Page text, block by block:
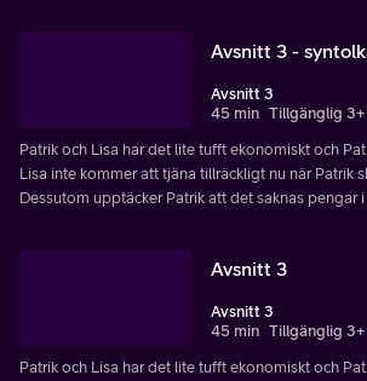
Avsnitt 3 -
Avsnitt 3
45 min Tillgänglig
Patrik och Lisa har det lite tufft ekonomiskt och
Lisa inte kommer att tjäna tillräckligt nu när Patrik
Dessutom upptäcker Patrik att det saknas pengar
Avsnitt 3
Avsnitt 3
45 min Tillgänglig
Patrik och Lisa har det lite tufft ekonomiskt och